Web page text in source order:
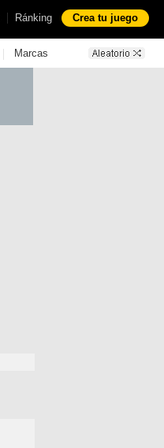
| Ránking Crea tu juego
| Marcas